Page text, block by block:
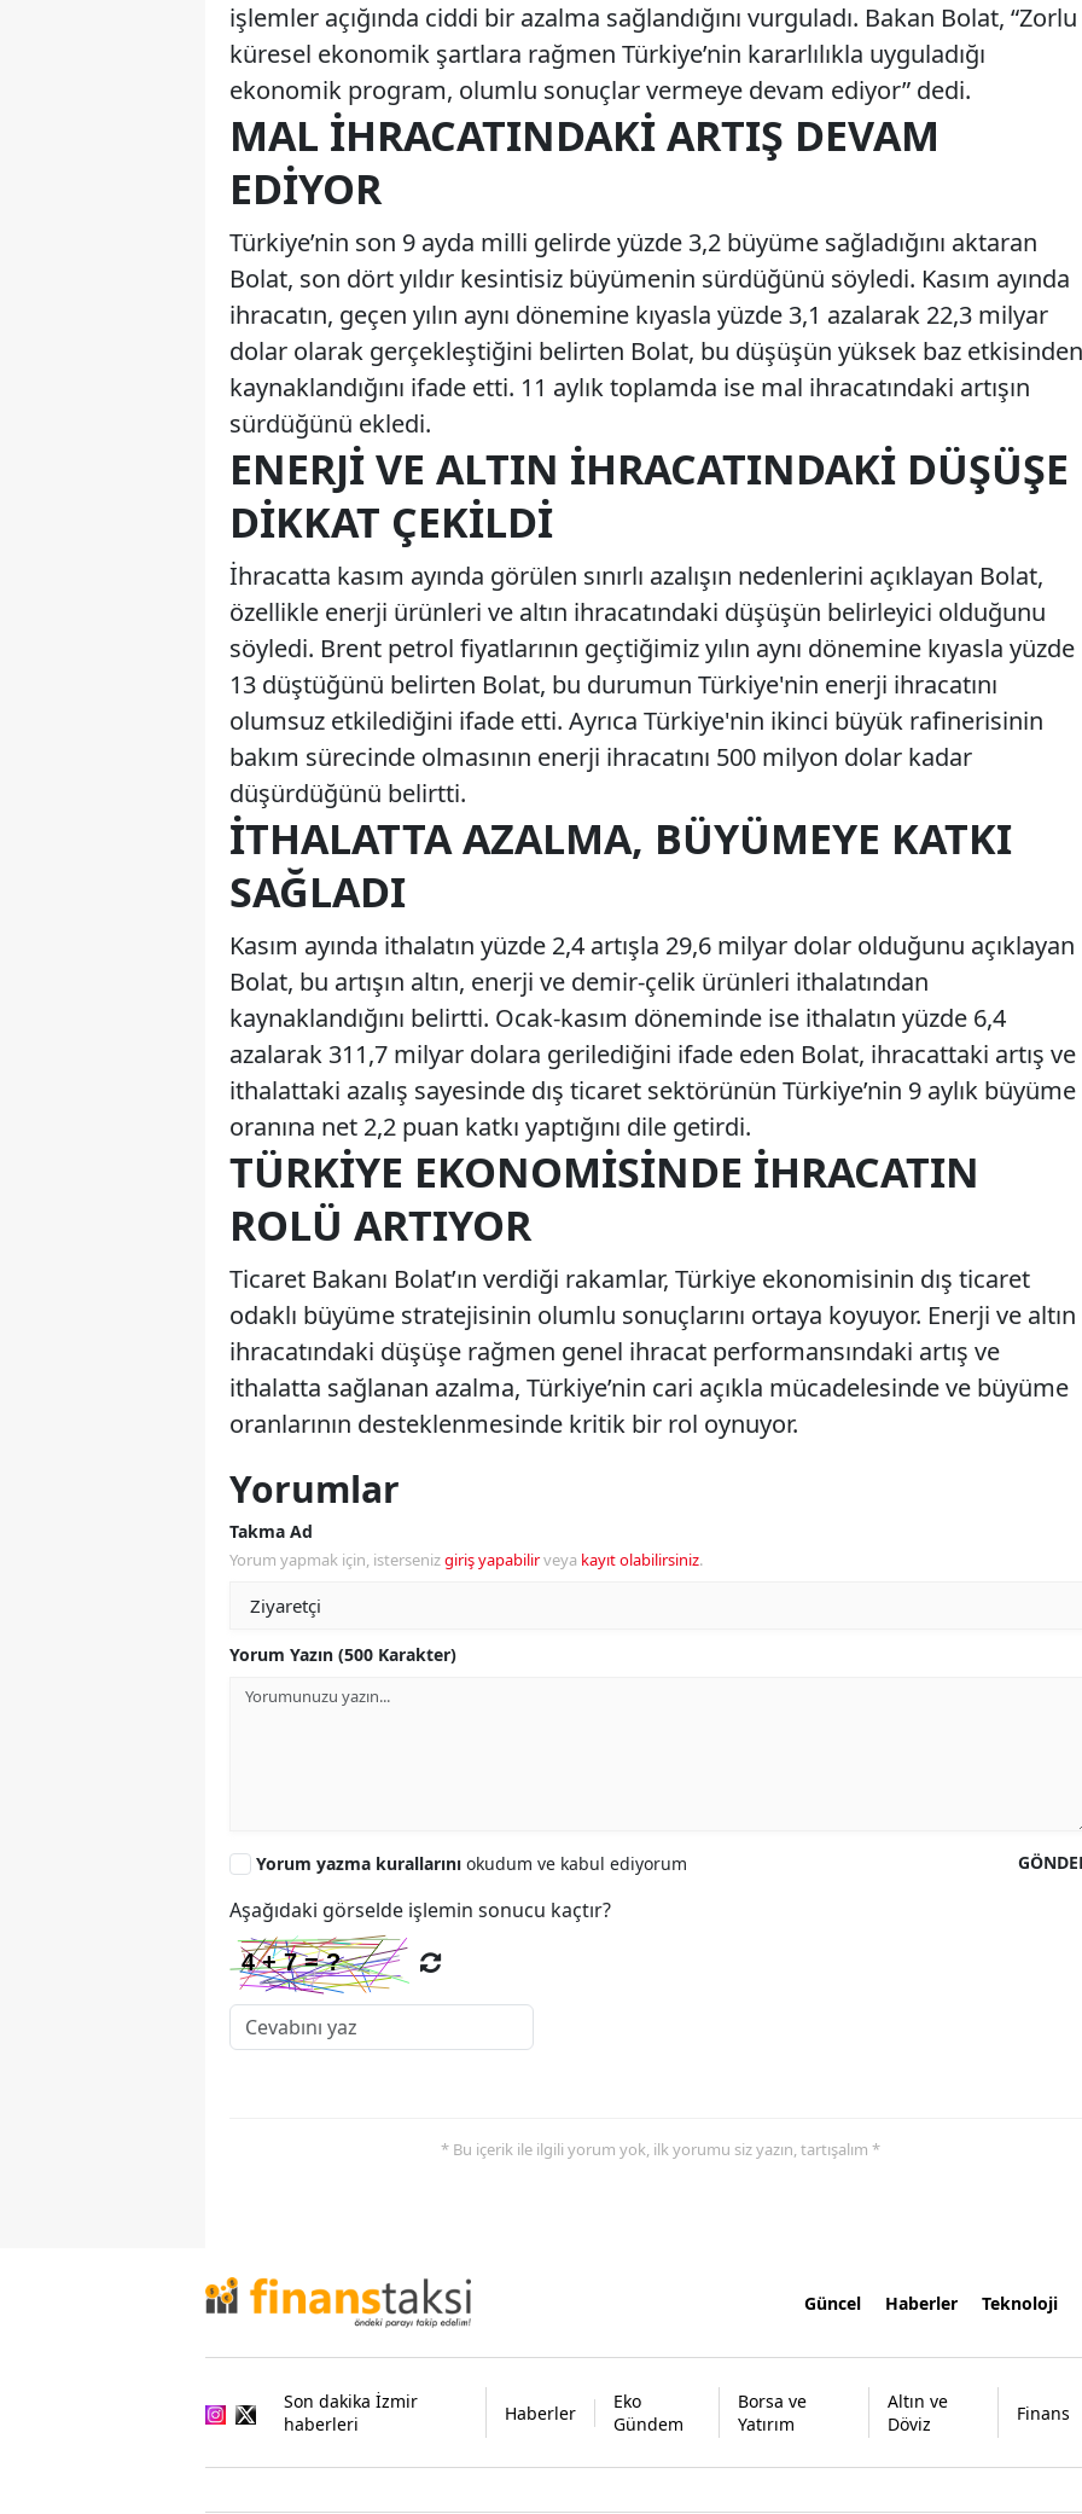
işlemler açığında ciddi bir azalma sağlandığını vurguladı. Bakan Bolat, “Zorlu
küresel ekonomik şartlara rağmen Türkiye’nin kararlılıkla uyguladığı
ekonomik program, olumlu sonuçlar vermeye devam ediyor” dedi.
MAL İHRACATINDAKI ARTIŞ DEVAM
EDIYOR
Türkiye’nin son 9 ayda milli gelirde yüzde 3,2 büyüme sağladığını aktaran
Bolat, son dört yıldır kesintisiz büyümenin sürdüğünü söyledi. Kasım ayında
ihracatın, geçen yılın aynı dönemine kıyasla yüzde 3,1 azalarak 22,3 milyar
dolar olarak gerçekleştiğini belirten Bolat, bu düşüşün yüksek baz etkisinden
kaynaklandığını ifade etti. 11 aylık toplamda ise mal ihracatındaki artışın
sürdüğünü ekledi.
ENERJI VE ALTIN İHRACATINDAKI DÜŞÜŞE
DIKKAT ÇEKILDI
İhracatta kasım ayında görülen sınırlı azalışın nedenlerini açıklayan Bolat,
özellikle enerji ürünleri ve altın ihracatındaki düşüşün belirleyici olduğunu
söyledi. Brent petrol fiyatlarının geçtiğimiz yılın aynı dönemine kıyasla yüzde
13 düştüğünü belirten Bolat, bu durumun Türkiye'nin enerji ihracatını
olumsuz etkilediğini ifade etti. Ayrıca Türkiye'nin ikinci büyük rafinerisinin
bakım sürecinde olmasının enerji ihracatını 500 milyon dolar kadar
düşürdüğünü belirtti.
İTHALATTA AZALMA, BÜYÜMEYE KATKI
SAĞLADI
Kasım ayında ithalatın yüzde 2,4 artışla 29,6 milyar dolar olduğunu açıklayan
Bolat, bu artışın altın, enerji ve demir-çelik ürünleri ithalatından
kaynaklandığını belirtti. Ocak-kasım döneminde ise ithalatın yüzde 6,4
azalarak 311,7 milyar dolara gerilediğini ifade eden Bolat, ihracattaki artış ve
ithalattaki azalış sayesinde dış ticaret sektörünün Türkiye’nin 9 aylık büyüme
oranına net 2,2 puan katkı yaptığını dile getirdi.
TÜRKIYE EKONOMISINDE İHRACATIN
ROLÜ ARTIYOR
Ticaret Bakanı Bolat’ın verdiği rakamlar, Türkiye ekonomisinin dış ticaret
odaklı büyüme stratejisinin olumlu sonuçlarını ortaya koyuyor. Enerji ve altın
ihracatındaki düşüşe rağmen genel ihracat performansındaki artış ve
ithalatta sağlanan azalma, Türkiye’nin cari açıkla mücadelesinde ve büyüme
oranlarının desteklenmesinde kritik bir rol oynuyor.
Yorumlar
Takma Ad
Yorum yapmak için, istersenizgiriş yapabilirveya kayıt olabilirsiniz.
Yorum Yazın (500 Karakter)
Yorum yazma kurallarını okudum ve kabul ediyorum
Aşağıdaki görselde işlemin sonucu kaçtır?
* Bu içerik ile ilgili yorum yok, ilk yorumu siz yazın, tartışalım *
Güncel Haberler Teknoloji
Son dakika İzmir
haberleri
Haberler
Eko
Gündem
Borsa ve
Yatırım
Altın ve
Döviz
Finans